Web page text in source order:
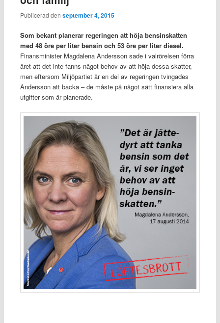
Publicerad den september 4, 2015
Som bekant planerar regeringen att höja bensinskatten
med 48 öre per liter bensin och 53 öre per liter diesel.
Finansminister Magdalena Andersson sade i valrörelsen förra
året att det inte fanns något behov av att höja dessa skatter,
men eftersom Miljöpartiet är en del av regeringen tvingades
Andersson att backa – de måste på något sätt finansiera alla
utgifter som är planerade.